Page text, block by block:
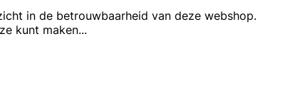
in de betrouwbaarheid van deze webshop.
kunt maken...